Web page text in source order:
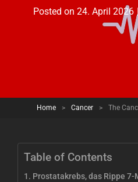
Posted on 24. April 2026
Home > Cancer > The
Table of Contents
Prostatakrebs, das Rippe